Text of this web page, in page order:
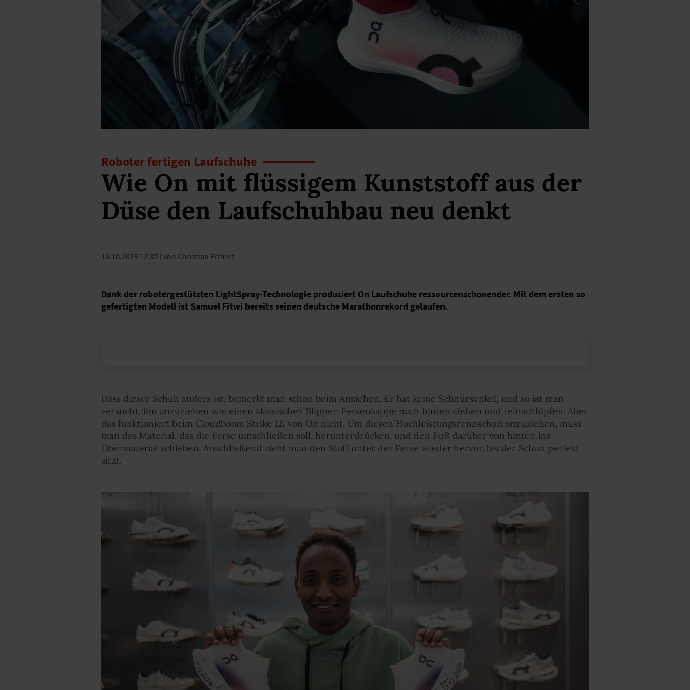
Roboter fertigen Laufschuhe
Wie On mit flüssigem Kunststoff aus der
Düse den Laufschuhbau neu denkt
16.10.2025 12:37 | von Christian Ermert
Dank der robotergestützten LightSpray-Technologie produziert On Laufschuhe ressourcenschonender. Mit dem ersten so
gefertigten Modell ist Samuel Fitwi bereits seinen deutsche Marathonrekord gelaufen.
Dass dieser Schuh anders ist, bemerkt man schon beim Anziehen. Er hat keine Schnürsenkel, und so ist man
versucht, ihn anzuziehen wie einen klassischen Slipper: Fersenkappe nach hinten ziehen und reinschlüpfen. Aber
das funktioniert beim Cloudboom Strike LS von On nicht. Um diesen Hochleistungsrennschuh anzuziehen, muss
man das Material, das die Ferse umschließen soll, herunterdrücken, und den Fuß darüber von hinten ins
Obermaterial schieben. Anschließend zieht man den Stoff unter der Ferse wieder hervor, bis der Schuh perfekt
sitzt.